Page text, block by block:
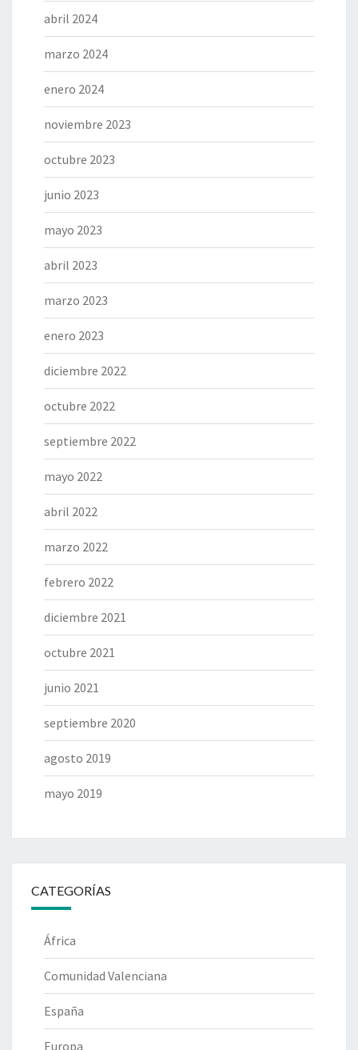
abril 2024
marzo 2024
enero 2024
noviembre 2023
octubre 2023
junio 2023
mayo 2023
abril 2023
marzo 2023
enero 2023
diciembre 2022
octubre 2022
septiembre 2022
mayo 2022
abril 2022
marzo 2022
febrero 2022
diciembre 2021
octubre 2021
junio 2021
septiembre 2020
agosto 2019
mayo 2019
CATEGORÍAS
África
Comunidad Valenciana
España
Europa